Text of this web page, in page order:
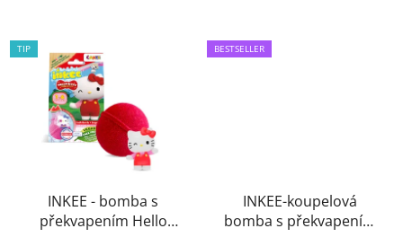
TIP
INKEE - bomba s
překvapením Hello
BESTSELLER
INKEE-koupelová
bomba s překvapením